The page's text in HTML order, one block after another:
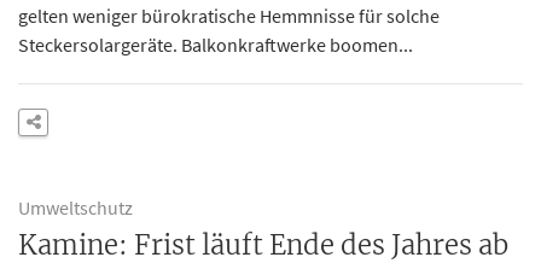
gelten weniger bürokratische Hemmnisse für solche
Steckersolargeräte. Balkonkraftwerke boomen...
Umweltschutz
Kamine: Frist läuft Ende des Jahres ab